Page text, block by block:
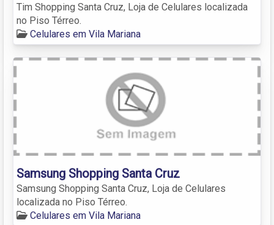
Tim Shopping Santa Cruz, Loja de Celulares localizada
no Piso Térreo.
Celulares em Vila Mariana
Samsung Shopping Santa Cruz
Samsung Shopping Santa Cruz, Loja de Celulares
localizada no Piso Térreo.
Celulares em Vila Mariana